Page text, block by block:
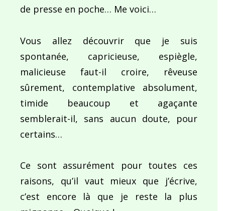
de presse en poche… Me voici…
Vous allez découvrir que je suis
spontanée, capricieuse, espiègle,
malicieuse faut-il croire, rêveuse
sûrement, contemplative absolument,
timide beaucoup et agaçante
semblerait-il, sans aucun doute, pour
certains…
Ce sont assurément pour toutes ces
raisons, qu’il vaut mieux que j’écrive,
c’est encore là que je reste la plus